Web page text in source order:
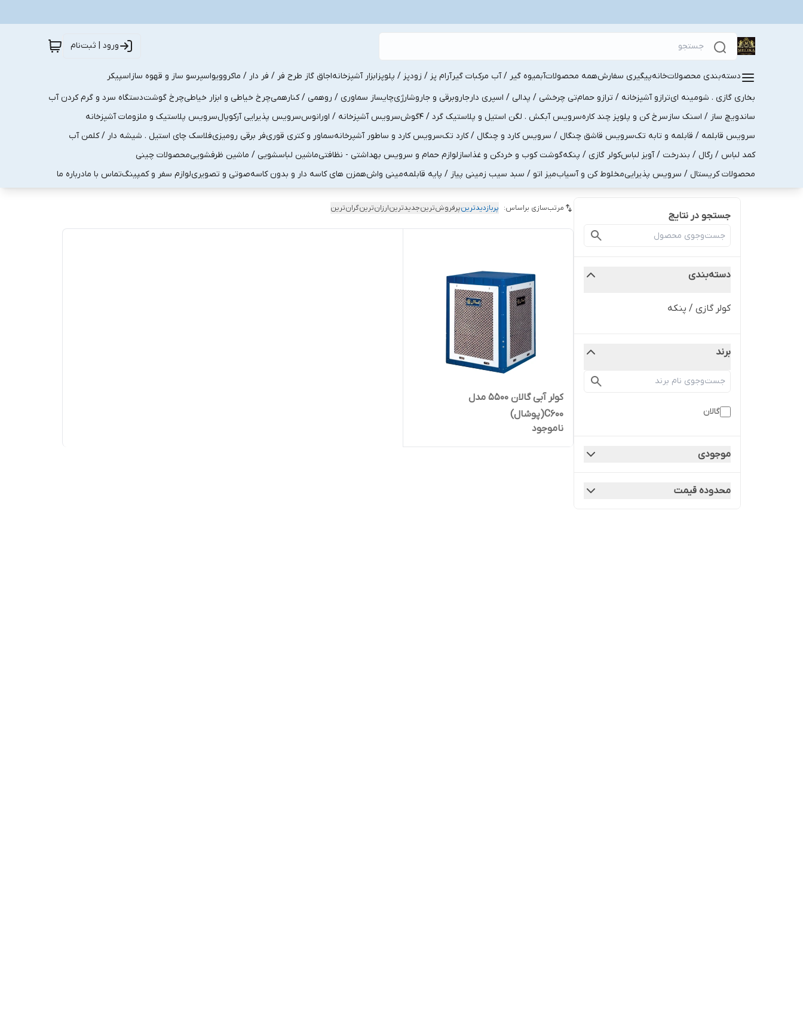
ورود | ثبت‌نام
دسته‌بندی محصولاتخانهپیگیری سفارشهمه محصولاتآبمیوه گیر / آب مرکبات گیرآرام پز / زودپز / پلوپزابزار آشپزخانهاجاق گاز طرح فر / فر دار / ماکروویواسپرسو ساز و قهوه سازاسپیکر
بخاری گازی . شومینه ایترازو آشپزخانه / ترازو حمامتی چرخشی / پدالی / اسپری دارجاروبرقی و جاروشارژیچایساز سماوری / روهمی / کنارهمیچرخ خیاطی و ابزار خیاطیچرخ گوشتدستگاه سرد و گرم کردن آب
ساندویچ ساز / اسنک سازسرخ کن و پلوپز چند کارهسرویس آبکش . لگن استیل و پلاستیک گرد / 4گوش سرویس آشپزخانه / اورانوسسرویس پذیرایی آرکوپالسرویس پلاستیک و ملزومات آشپزخانه
سرویس قابلمه / قابلمه و تابه تکسرویس قاشق چنگال / سرویس کارد و چنگال / کارد تکسرویس کارد و ساطور آشپرخانهسماور و کتری قوریفر برقی رومیزیفلاسک چای استیل . شیشه دار / کلمن آب
کمد لباس / رگال / بندرخت / آویز لباسکولر گازی / پنکهگوشت کوب و خردکن و غذاسازلوازم حمام و سرویس بهداشتی - نظافتیماشین لباسشویی / ماشین ظرفشوییمحصولات چینی
محصولات کریستال / سرویس پذیراییمخلوط کن و آسیابمیز اتو / سبد سیب زمینی پیاز / پایه قابلمهمینی واشهمزن های کاسه دار و بدون کاسهصوتی و تصویریلوازم سفر و کمپینگتماس با مادرباره ما
جستجو در نتایج
دسته‌بندی
کولر گازی / پنکه
برند
گالان
موجودی
محدوده قیمت
مرتب‌سازی براساس: پربازدیدترینپرفروش‌ترینجدیدترینارزان‌ترینگران‌ترین
کولر آبی گالان ۵۵۰۰ مدل
C600(پوشال)
ناموجود